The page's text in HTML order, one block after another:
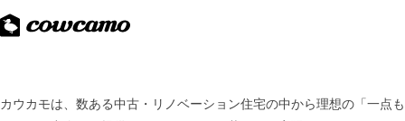
カウカモは、数ある中古・リノベーション住宅の中から理想の「一点も